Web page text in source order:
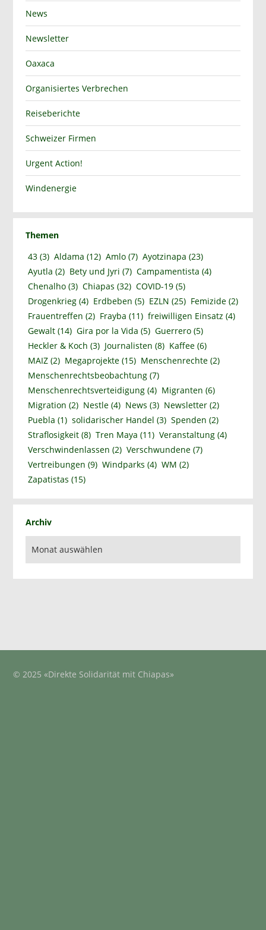
News
Newsletter
Oaxaca
Organisiertes Verbrechen
Reiseberichte
Schweizer Firmen
Urgent Action!
Windenergie
Themen
43(3) Aldama (12) Amlo(7) Ayotzinapa (23)
Ayutla (2) Bety und Jyri (7) Campamentista (4)
Chenalho(3) Chiapas (32) COVID-19(5)
Drogenkrieg(4) Erdbeben (5) EZLN (25) Femizide(2)
Frauentreffen (2) Frayba (11) freiwilligen Einsatz (4)
Gewalt(14) Gira por la Vida (5) Guerrero(5)
Heckler & Koch (3) Journalisten (8) Kaffee(6)
MAIZ(2) Megaprojekte(15) Menschenrechte(2)
Menschenrechtsbeobachtung(7)
Menschenrechtsverteidigung(4) Migranten (6)
Migration (2) Nestle(4) News (3) Newsletter(2)
Puebla (1) solidarischer Handel (3) Spenden (2)
Straflosigkeit(8) Tren Maya (11) Veranstaltung(4)
Verschwindenlassen (2) Verschwundene(7)
Vertreibungen (9) Windparks (4) WM (2)
Zapatistas (15)
Archiv
© 2025 «Direkte Solidarität mit Chiapas»